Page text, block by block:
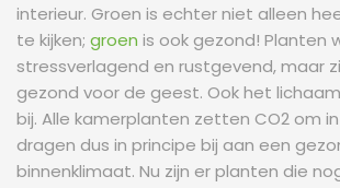
interieur. Groen is echter niet alleen
te kijken; groen is ook gezond! Planten
stressverlagend en rustgevend, maar
gezond voor de geest. Ook het
bij. Alle kamerplanten zetten CO2 om
dragen dus in principe bij aan een
binnenklimaat. Nu zijn er planten die